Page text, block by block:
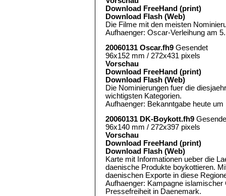
Download FreeHand (print)
Download Flash (Web)
Die Filme mit den meisten
Aufhaenger: Oscar-Verleihung am
20060131 Oscar.fh9 Gesendet
96x152 mm / 272x431 pixels
Vorschau
Download FreeHand (print)
Download Flash (Web)
Die Nominierungen fuer die
wichtigsten Kategorien.
Aufhaenger: Bekanntgabe heute um
20060131 DK-Boykott.fh9
96x140 mm / 272x397 pixels
Vorschau
Download FreeHand (print)
Download Flash (Web)
Karte mit Informationen ueber die
daenische Produkte boykottieren.
daenischen Exporte in diese
Aufhaenger: Kampagne islamischer
Pressefreiheit in Daenemark.